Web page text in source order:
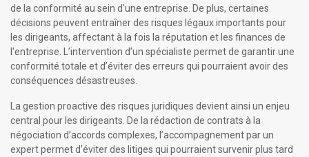
de la conformité au sein d'une entreprise. De plus, certaines
décisions peuvent entraîner des risques légaux importants pour
les dirigeants, affectant à la fois la réputation et les finances de
l'entreprise. L’intervention d’un spécialiste permet de garantir une
conformité totale et d’éviter des erreurs qui pourraient avoir des
conséquences désastreuses.
La gestion proactive des risques juridiques devient ainsi un enjeu
central pour les dirigeants. De la rédaction de contrats à la
négociation d’accords complexes, l’accompagnement par un
expert permet d'éviter des litiges qui pourraient survenir plus tard